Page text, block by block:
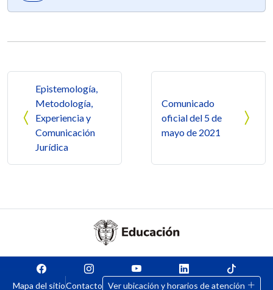
Epistemología,
Metodología,
Experiencia y
Comunicación
Jurídica
Comunicado
oficial del 5 de
mayo de 2021
Mapa del sitioContacto Ver ubicación y horarios de atención